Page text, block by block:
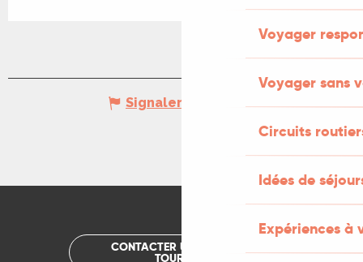
Voyager
Voyager sans
Circuits
Idées de
Expériences à
Signaler une erreur
CONTACTER UN OFFICE DE
TOURISME